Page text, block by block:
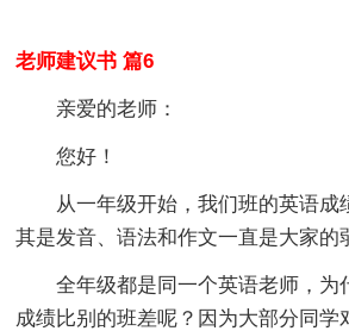
老师建议书 篇6
亲爱的老师：
您好！
从一年级开始，我们班的英语成
其是发音、语法和作文一直是大家的
全年级都是同一个英语老师，为
成绩比别的班差呢？因为大部分同学